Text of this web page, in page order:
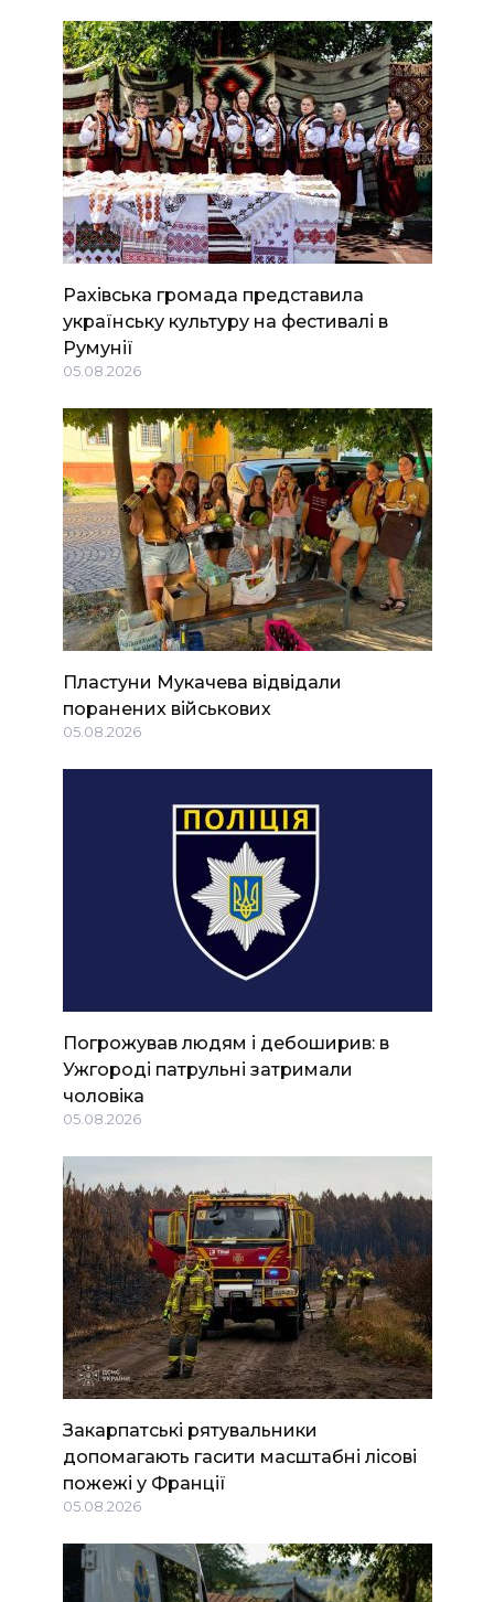
Рахівська громада представила
українську культуру на фестивалі в
Румунії
05.08.2026
Пластуни Мукачева відвідали
поранених військових
05.08.2026
Погрожував людям і дебоширив: в
Ужгороді патрульні затримали
чоловіка
05.08.2026
Закарпатські рятувальники
допомагають гасити масштабні лісові
пожежі у Франції
05.08.2026